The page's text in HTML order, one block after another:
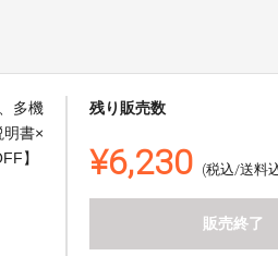
多機
明書×
】
残り販売数
¥6,230 (税込/送料
販売終了